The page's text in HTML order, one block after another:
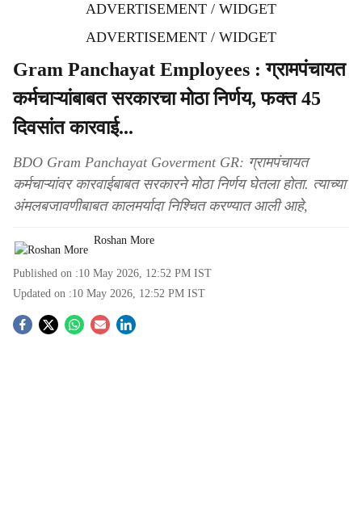
ADVERTISEMENT / WIDGET
ADVERTISEMENT / WIDGET
Gram Panchayat Employees : ग्रामपंचायत
कर्मचाऱ्यांबाबत सरकारचा मोठा निर्णय, फक्त 45
दिवसांत कारवाई...
BDO Gram Panchayat Goverment GR: ग्रामपंचायत
कर्मचाऱ्यांवर कारवाईबाबत सरकारने मोठा निर्णय घेतला होता. त्याच्या
अंमलबजावणीबाबत कालमर्यादा निश्चित करण्यात आली आहे,
Roshan More
Published on :10 May 2026, 12:52 PM IST
Updated on :10 May 2026, 12:52 PM IST
S